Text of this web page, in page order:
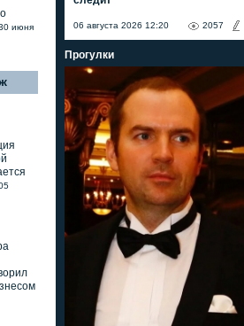
июня
06 августа 2026 12:20 2057
Прогулки